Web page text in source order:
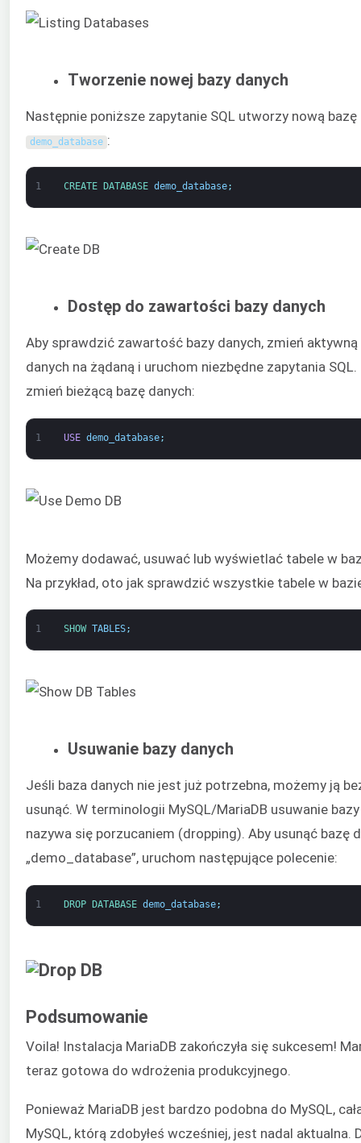
Tworzenie nowej bazy danych
Następnie poniższe zapytanie SQL utworzy nową bazę
demo_database :
1 CREATE DATABASE demo_database;
Dostęp do zawartości bazy danych
Aby sprawdzić zawartość bazy danych, zmień aktywną
danych na żądaną i uruchom niezbędne zapytania
zmień bieżącą bazę danych:
1 USE demo_database;
Możemy dodawać, usuwać lub wyświetlać tabele w
Na przykład, oto jak sprawdzić wszystkie tabele w
1 SHOW TABLES;
Usuwanie bazy danych
Jeśli baza danych nie jest już potrzebna, możemy ją
usunąć. W terminologii MySQL/MariaDB usuwanie
nazywa się porzucaniem (dropping). Aby usunąć bazę
„demo_database”, uruchom następujące polecenie:
1 DROP DATABASE demo_database;
Podsumowanie
Voila! Instalacja MariaDB zakończyła się sukcesem!
teraz gotowa do wdrożenia produkcyjnego.
Ponieważ MariaDB jest bardzo podobna do MySQL,
MySQL, którą zdobyłeś wcześniej, jest nadal aktualna.